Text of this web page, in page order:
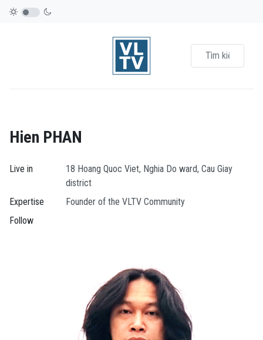
Hien PHAN
Live in
18 Hoang Quoc Viet, Nghia Do ward, Cau Giay
district
Expertise
Founder of the VLTV Community
Follow